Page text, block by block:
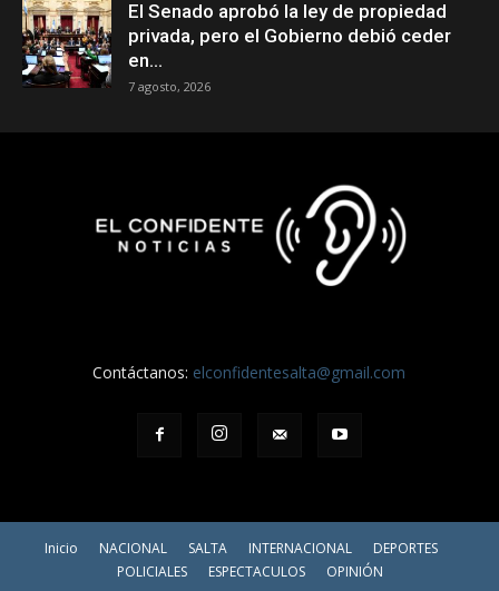
El Senado aprobó la ley de propiedad
privada, pero el Gobierno debió ceder
en...
7 agosto, 2026
Contáctanos: elconfidentesalta@gmail.com
Inicio NACIONAL SALTA INTERNACIONAL
DEPORTES
POLICIALES
ESPECTACULOS OPINIÓN